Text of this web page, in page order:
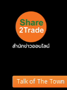
Talk of The Town